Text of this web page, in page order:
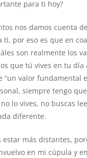
para ti hoy?
nos damos cuenta
ti, por eso es que en
son realmente los
que tú vives en tu
“un valor fundamental
siempre tengo
lo vives, no buscas
diferente.
estar más distantes,
en mi cúpula y